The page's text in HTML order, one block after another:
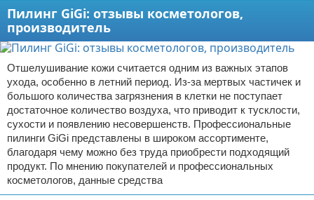
Пилинг GiGi: отзывы косметологов,
производитель
Отшелушивание кожи считается одним из важных этапов
ухода, особенно в летний период. Из-за мертвых частичек и
большого количества загрязнения в клетки не поступает
достаточное количество воздуха, что приводит к тусклости,
сухости и появлению несовершенств. Профессиональные
пилинги GiGi представлены в широком ассортименте,
благодаря чему можно без труда приобрести подходящий
продукт. По мнению покупателей и профессиональных
косметологов, данные средства